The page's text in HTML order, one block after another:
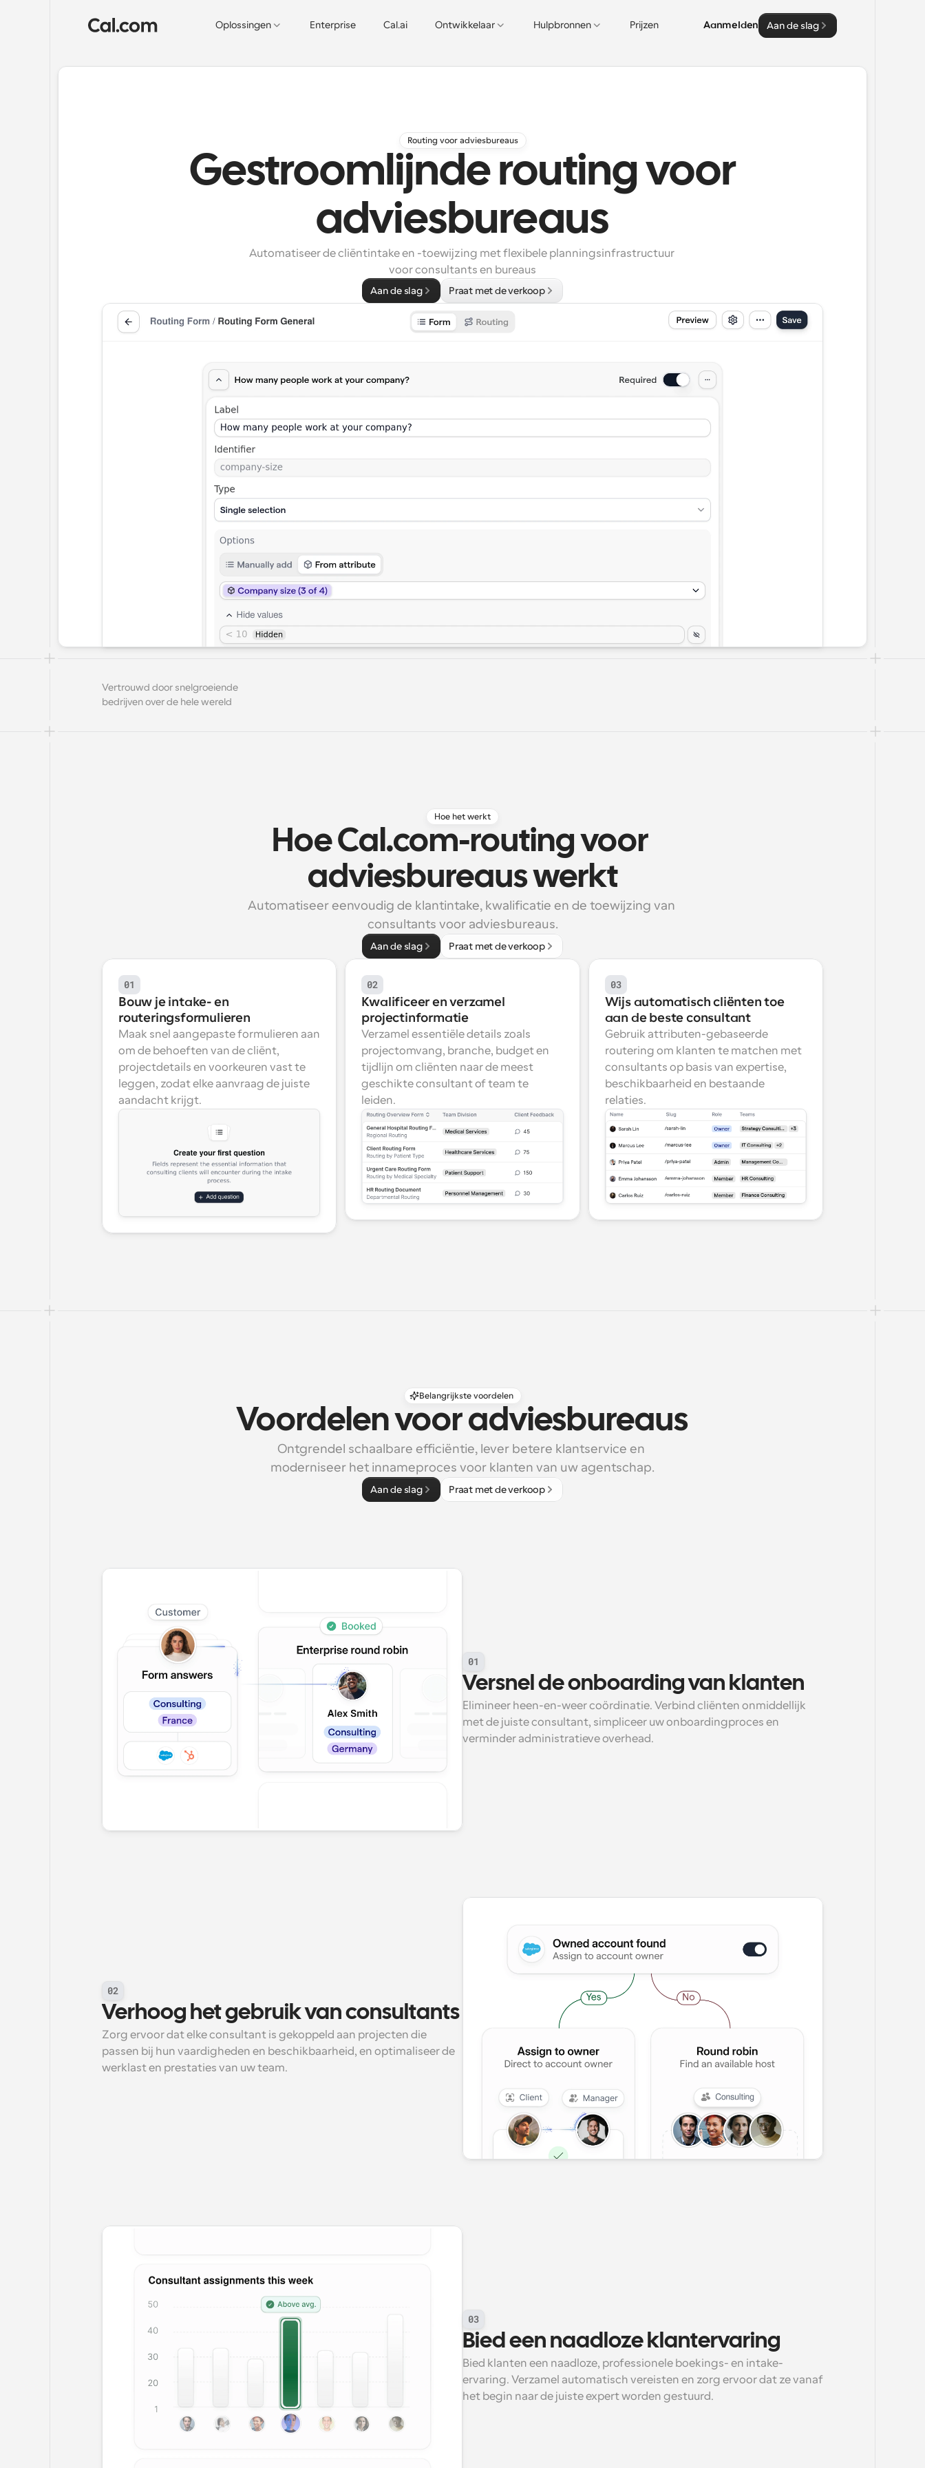
Oplossingen Enterprise Cal.ai Ontwikkelaar Hulpbronnen Prijzen Aanmelden Aan de slag
Routing voor adviesbureaus
Gestroomlijnde routing voor
adviesbureaus
Automatiseer de cliëntintake en -toewijzing met flexibele planningsinfrastructuur
voor consultants en bureaus
Aan de slag Praat met de verkoop
Vertrouwd door snelgroeiende
bedrijven over de hele wereld
Hoe het werkt
Hoe Cal.com-routing voor
adviesbureaus werkt
Automatiseer eenvoudig de klantintake, kwalificatie en de toewijzing van
consultants voor adviesbureaus.
Aan de slag Praat met de verkoop
01
Bouw je intake- en
routeringsformulieren
Maak snel aangepaste formulieren aan
om de behoeften van de cliënt,
projectdetails en voorkeuren vast te
leggen, zodat elke aanvraag de juiste
aandacht krijgt.
02
Kwalificeer en verzamel
projectinformatie
Verzamel essentiële details zoals
projectomvang, branche, budget en
tijdlijn om cliënten naar de meest
geschikte consultant of team te
leiden.
03
Wijs automatisch cliënten toe
aan de beste consultant
Gebruik attributen-gebaseerde
routering om klanten te matchen met
consultants op basis van expertise,
beschikbaarheid en bestaande
relaties.
Belangrijkste voordelen
Voordelen voor adviesbureaus
Ontgrendel schaalbare efficiëntie, lever betere klantservice en
moderniseer het innameproces voor klanten van uw agentschap.
Aan de slag Praat met de verkoop
01
Versnel de onboarding van klanten
Elimineer heen-en-weer coördinatie. Verbind cliënten onmiddellijk
met de juiste consultant, simpliceer uw onboardingproces en
verminder administratieve overhead.
02
Verhoog het gebruik van consultants
Zorg ervoor dat elke consultant is gekoppeld aan projecten die
passen bij hun vaardigheden en beschikbaarheid, en optimaliseer de
werklast en prestaties van uw team.
03
Bied een naadloze klantervaring
Bied klanten een naadloze, professionele boekings- en intake-
ervaring. Verzamel automatisch vereisten en zorg ervoor dat ze vanaf
het begin naar de juiste expert worden gestuurd.